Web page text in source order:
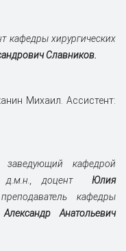
кафедры хирургических
Славников.
Михаил. Ассистент:
заведующий кафедрой
д.м.н., доцент
Юлия
кафедры
Александр Анатольевич